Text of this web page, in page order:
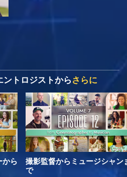
トロジストからさらに
から
撮影監督からミュージシャン
で